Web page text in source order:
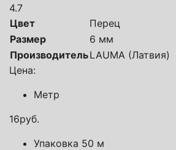
4.7
Цвет
Перец
Размер
6 мм
ПроизводительLAUMA (Латвия)
Цена:
Метр
16руб.
Упаковка 50 м